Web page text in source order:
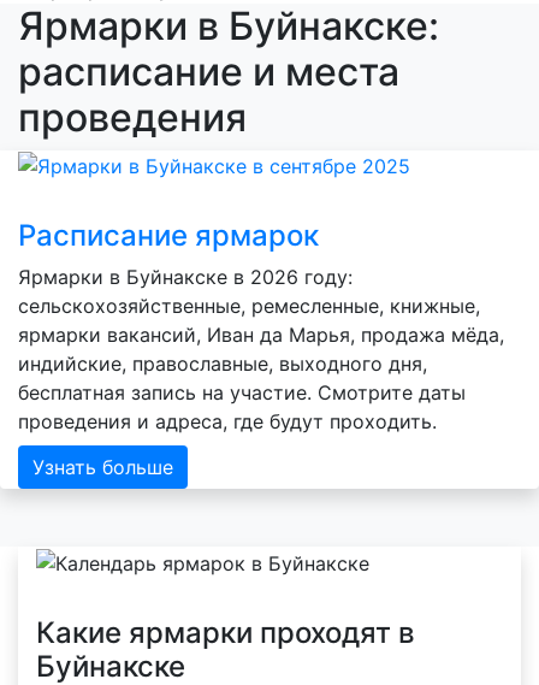
Ярмарки в Буйнакске:
расписание и места
проведения
Расписание ярмарок
Ярмарки в Буйнакске в 2026 году:
сельскохозяйственные, ремесленные, книжные,
ярмарки вакансий, Иван да Марья, продажа мёда,
индийские, православные, выходного дня,
бесплатная запись на участие. Смотрите даты
проведения и адреса, где будут проходить.
Узнать больше
Какие ярмарки проходят в
Буйнакске